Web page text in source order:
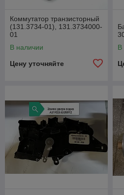
Коммутатор транзисторный
(131.3734-01), 131.3734000-
01
В наличии
Цену уточняйте
В